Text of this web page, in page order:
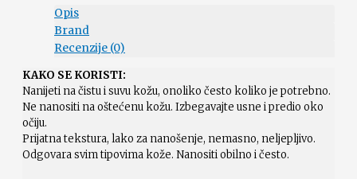
Opis
Brand
Recenzije (0)
KAKO SE KORISTI:
Nanijeti na čistu i suvu kožu, onoliko često koliko je potrebno.
Ne nanositi na oštećenu kožu. Izbegavajte usne i predio oko
očiju.
Prijatna tekstura, lako za nanošenje, nemasno, neljepljivo.
Odgovara svim tipovima kože. Nanositi obilno i često.